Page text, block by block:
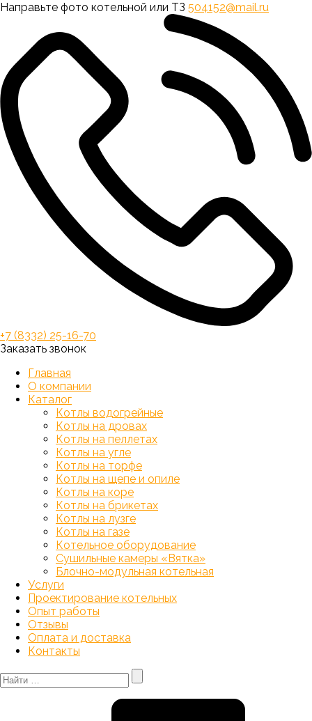
Направьте фото котельной или ТЗ 504152@mail.ru
+7 (8332) 25-16-70
Заказать звонок
Главная
О компании
Каталог
Котлы водогрейные
Котлы на дровах
Котлы на пеллетах
Котлы на угле
Котлы на торфе
Котлы на щепе и опиле
Котлы на коре
Котлы на брикетах
Котлы на лузге
Котлы на газе
Котельное оборудование
Сушильные камеры «Вятка»
Блочно-модульная котельная
Услуги
Проектирование котельных
Опыт работы
Отзывы
Оплата и доставка
Контакты